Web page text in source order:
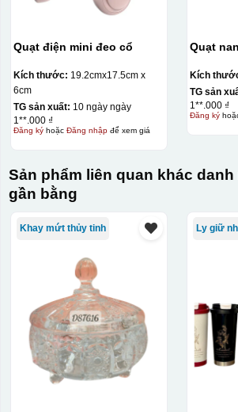
Hộp xi lót lụa
Hộp xi ấm chén
Quạt điện mini đeo cổ
Kích thước: 19.2cmx17.5cm x
6cm
TG sản xuất: 10 ngày ngày
1**.000 ₫
Đăng kýhoặc Đăng nhậpđể xem giá
Quạt
Kích
TG sản
1**.000 ₫
Đăng ký
Sản phẩm liên quan khác
gần bằng
Khay mứt thủy tinh Ly giữ